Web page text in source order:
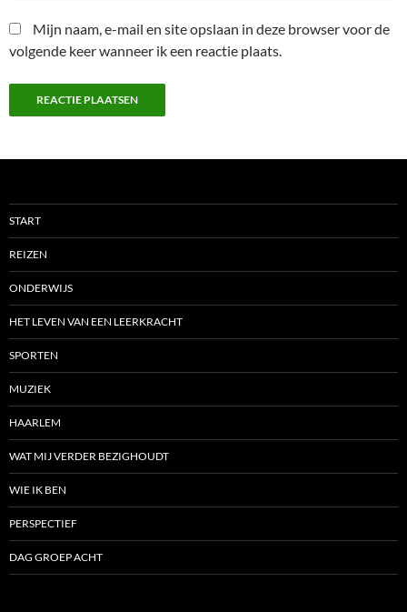
Mijn naam, e-mail en site opslaan in deze browser voor de
volgende keer wanneer ik een reactie plaats.
START
REIZEN
ONDERWIJS
HET LEVEN VAN EEN LEERKRACHT
SPORTEN
MUZIEK
HAARLEM
WAT MIJ VERDER BEZIGHOUDT
WIE IK BEN
PERSPECTIEF
DAG GROEP ACHT